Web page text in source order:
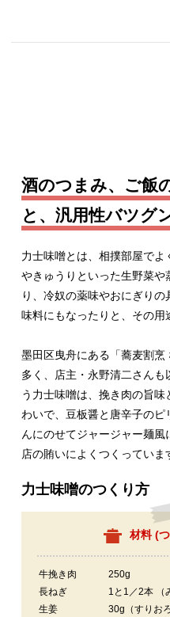
酒のつまみ、ご飯
と、汎用性バツグ
力士味噌とは、相撲部屋で
やきゅうりといった生野菜
り、冷奴の薬味やおにぎり
味料にもなったりと、その用
墨田区曳舟にある「蕎麦割烹
多く、店主・永野清二さん
う力士味噌は、挽き肉の旨
わいで、豆板醤と唐辛子の
んにのせてジャージャー麺風
店の賄いによくつくっていま
力士味噌のつくり方
材料 (
牛挽き肉
250g
長ねぎ
1と1／2本 （
生姜
30g（すりおろ